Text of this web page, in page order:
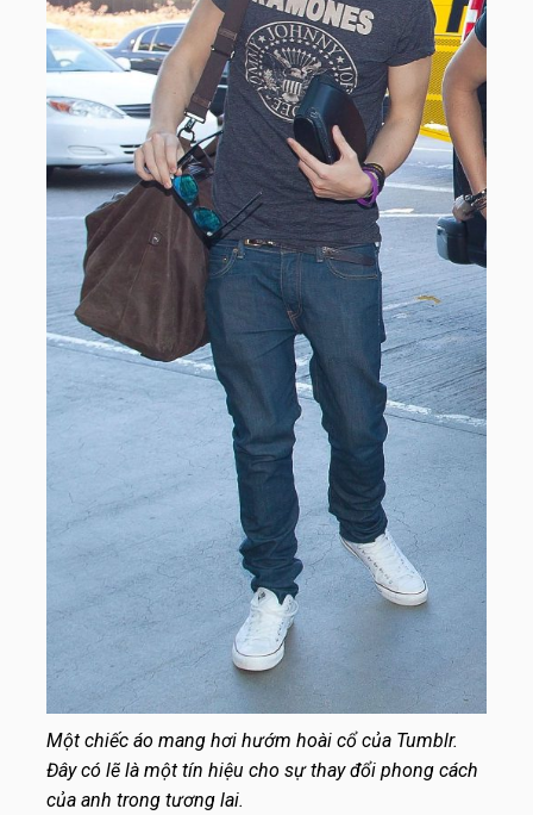
Một chiếc áo mang hơi hướm hoài cổ của Tumblr.
Đây có lẽ là một tín hiệu cho sự thay đổi phong cách
của anh trong tương lai.